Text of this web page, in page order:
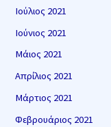
Ιούλιος 2021
Ιούνιος 2021
Μάιος 2021
Απρίλιος 2021
Μάρτιος 2021
Φεβρουάριος 2021